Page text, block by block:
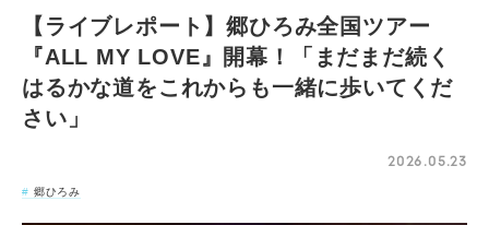
【ライブレポート】郷ひろみ全国ツアー
『ALL MY LOVE』開幕！「まだまだ続く
はるかな道をこれからも一緒に歩いてくだ
さい」
2026.05.23
郷ひろみ